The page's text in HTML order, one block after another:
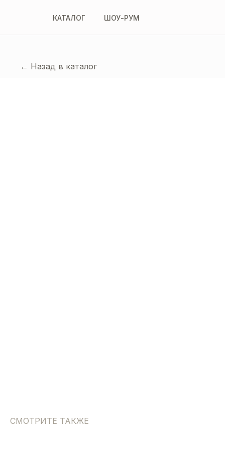
КАТАЛОГ ШОУ-РУМ
← Назад в каталог
СМОТРИТЕ ТАКЖЕ